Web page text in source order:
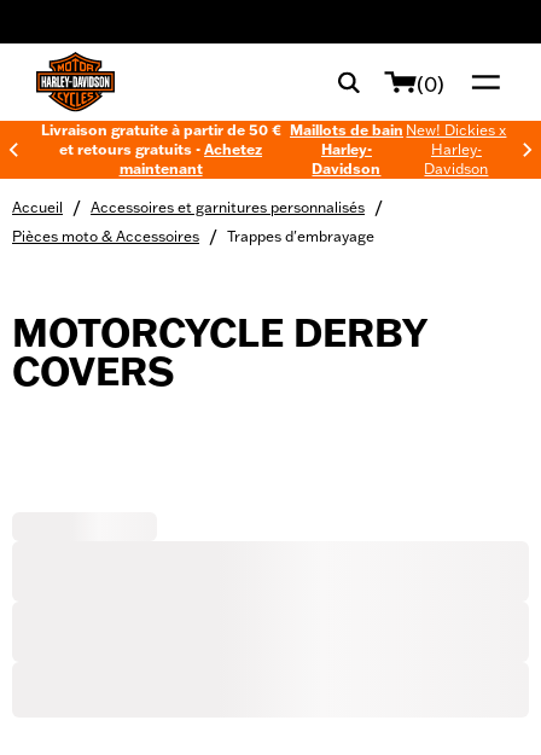
(0)
Livraison gratuite à partir de 50 €
et retours gratuits -Achetez
maintenant
Maillots de bain
Harley-
Davidson
New! Dickies x
Harley-
Davidson
Accueil / Accessoires et garnitures personnalisés /
Pièces moto & Accessoires / Trappes d'embrayage
MOTORCYCLE DERBY
COVERS